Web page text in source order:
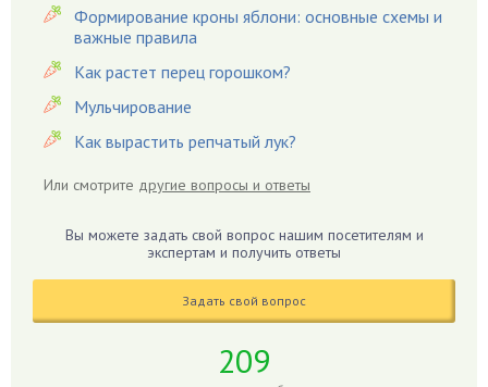
Гацания
Гвоздики
Георгины
Герань
Гиацинт
Гиппеаструм
Годжи
Голубика
Формирование кроны яблони: основные схемы и
важные правила
Как растет перец горошком?
Мульчирование
Как вырастить репчатый лук?
Или смотрите другие вопросы и ответы
Вы можете задать свой вопрос нашим посетителям и
экспертам и получить ответы
Задать свой вопрос
209